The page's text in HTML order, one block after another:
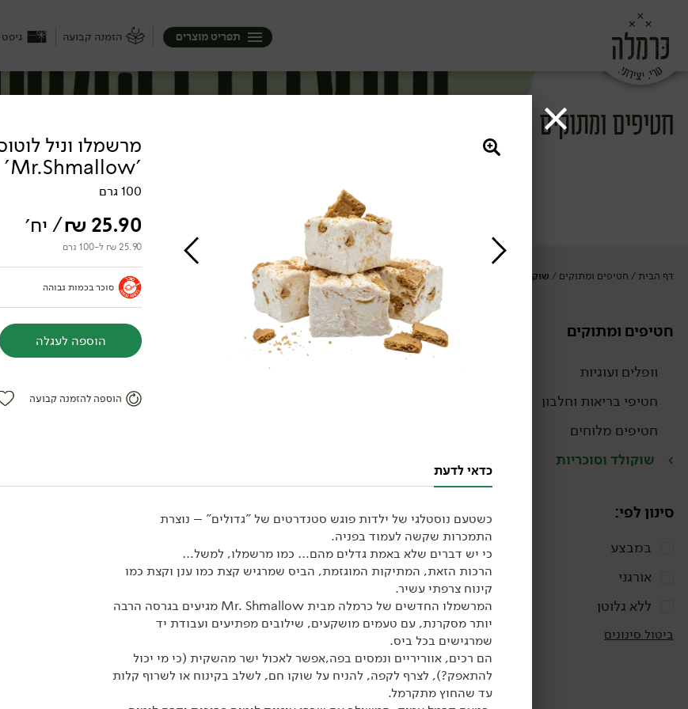
הזמנה קבועה תפריט מוצרים
חטיפים ומתוקים
דף הבית / חטיפים ומתוקים / שוקולד וסוכריות
חטיפים ומתוקים
וופלים ועוגיות
חטיפי בריאות וחלבון
חטיפים מלוחים
שוקולד וסוכריות
סינון לפי:
במבצע
אורגני
ללא גלוטן
ביטול סינונים
שוקולד וסוכריות
24.90
₪/ יח׳
מרשמלו אייס קפה פקאן -
'Mr.Shmallow'
24.90 ₪ ל-100 גרם
25.90
₪/ יח׳
מרשמלו דאבל קקאו -
100 גרם
25.90 ₪ ל-100 גרם
מרשמלו וניל
'Mr.Shmallow'
100 גרם
25.90
₪/ יח׳
25.90 ₪ ל-100 גרם
סוכר בכמות גבוהה
הוספה לעגלה
הוספה להזמנה קבועה
כדאי לדעת
כשטעם נוסטלגי של ילדות פוגש סטנדרטים של "גדולים" – נוצרת
התמכרות שקשה לעמוד בפניה.
כי יש דברים שלא באמת גדלים מהם… כמו מרשמלו, למשל…
הרכות הזאת, המתיקות המוגזמת, הביס שמרגיש קצת כמו ענן וקצת כמו
קינוח צרפתי עשיר.
המרשמלו החדשים של כרמלה מבית Mr. Shmallow מגיעים בגרסה הרבה
יותר מסקרנת, עם טעמים מושקעים, שילובים מפתיעים ועבודת יד
שמרגישים בכל ביס.
הם רכים, אווריריים ונמסים בפה,אפשר לאכול ישר מהשקית (כי מי יכול
להתאפק?), לצרף לקפה, להניח על שוקו חם, לשלב בקינוח או לשרוף קלות
עד שהחוץ מתקרמל.